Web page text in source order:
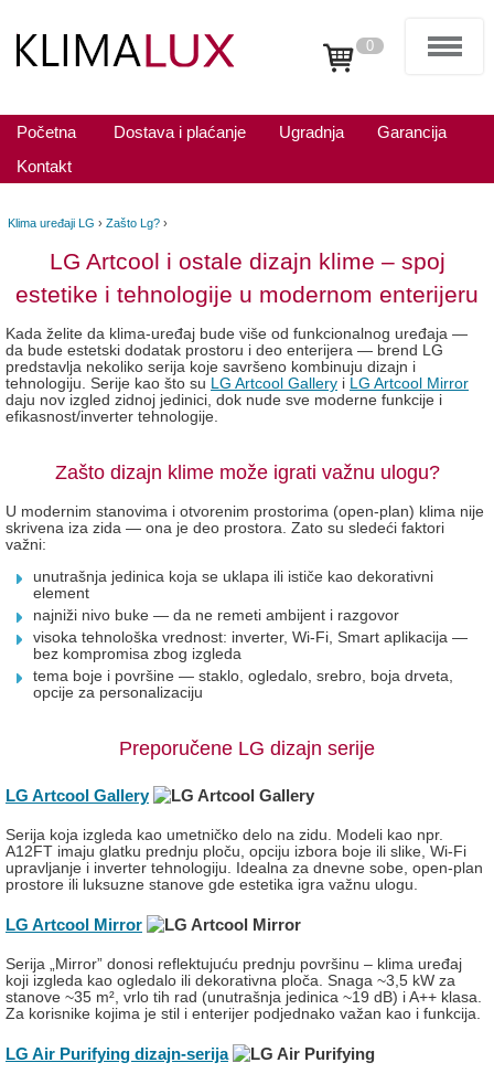
0
Početna Dostava i plaćanje Ugradnja
Garancija
Kontakt
Klima uređaji LG › Zašto Lg? ›
LG Artcool i ostale dizajn klime – spoj
estetike i tehnologije u modernom enterijeru
Kada želite da klima-uređaj bude više od funkcionalnog uređaja —
da bude estetski dodatak prostoru i deo enterijera — brend LG
predstavlja nekoliko serija koje savršeno kombinuju dizajn i
tehnologiju. Serije kao što su LG Artcool Gallery i LG Artcool Mirror
daju nov izgled zidnoj jedinici, dok nude sve moderne funkcije i
efikasnost/inverter tehnologije.
Zašto dizajn klime može igrati važnu ulogu?
U modernim stanovima i otvorenim prostorima (open-plan) klima nije
skrivena iza zida — ona je deo prostora. Zato su sledeći faktori
važni:
unutrašnja jedinica koja se uklapa ili ističe kao dekorativni
element
najniži nivo buke — da ne remeti ambijent i razgovor
visoka tehnološka vrednost: inverter, Wi-Fi, Smart aplikacija —
bez kompromisa zbog izgleda
tema boje i površine — staklo, ogledalo, srebro, boja drveta,
opcije za personalizaciju
Preporučene LG dizajn serije
LG Artcool Gallery
Serija koja izgleda kao umetničko delo na zidu. Modeli kao npr.
A12FT imaju glatku prednju ploču, opciju izbora boje ili slike, Wi-Fi
upravljanje i inverter tehnologiju. Idealna za dnevne sobe, open-plan
prostore ili luksuzne stanove gde estetika igra važnu ulogu.
LG Artcool Mirror
Serija „Mirror” donosi reflektujuću prednju površinu – klima uređaj
koji izgleda kao ogledalo ili dekorativna ploča. Snaga ~3,5 kW za
stanove ~35 m², vrlo tih rad (unutrašnja jedinica ~19 dB) i A++ klasa.
Za korisnike kojima je stil i enterijer podjednako važan kao i funkcija.
LG Air Purifying dizajn-serija